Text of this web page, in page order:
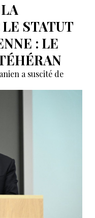
STATUT
: LE
a suscité de